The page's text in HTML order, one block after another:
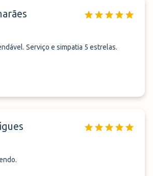
Serviço e simpatia 5 estrelas.